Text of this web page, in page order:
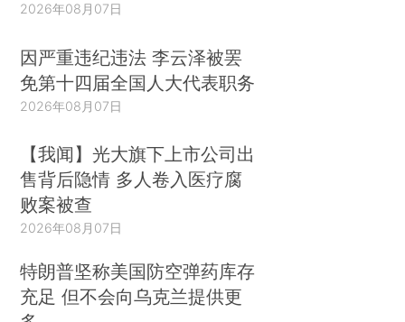
2026年08月07日
因严重违纪违法 李云泽被罢
免第十四届全国人大代表职务
2026年08月07日
【我闻】光大旗下上市公司出
售背后隐情 多人卷入医疗腐
败案被查
2026年08月07日
特朗普坚称美国防空弹药库存
充足 但不会向乌克兰提供更